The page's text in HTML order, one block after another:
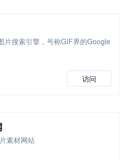
片搜索引擎，号称GIF界的Google
访问
素材网站